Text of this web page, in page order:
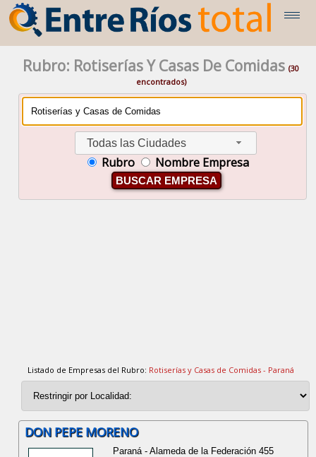
Rubro: Rotiserías Y Casas De Comidas(30
encontrados)
Todas las Ciudades
Rubro Nombre Empresa
BUSCAR EMPRESA
Listado de Empresas del Rubro: Rotiserías y Casas de Comidas - Paraná
DON PEPE MORENO
Paraná - Alameda de la Federación 455